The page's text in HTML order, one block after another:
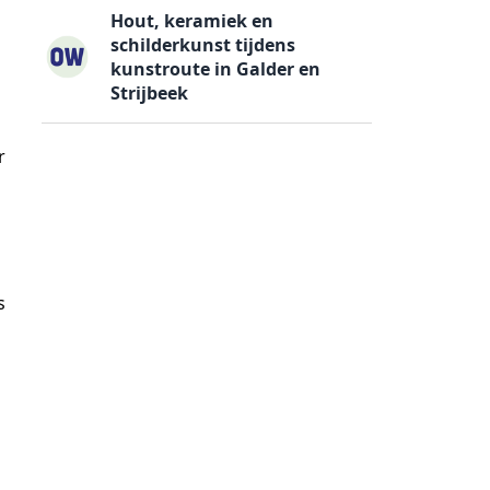
Hout, keramiek en
schilderkunst tijdens
kunstroute in Galder en
Strijbeek